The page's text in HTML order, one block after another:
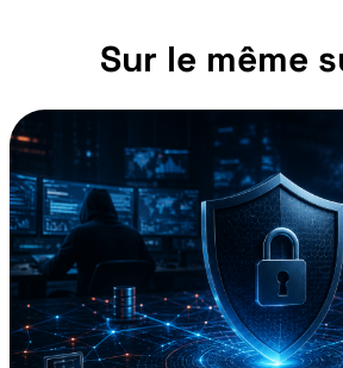
Sur le même